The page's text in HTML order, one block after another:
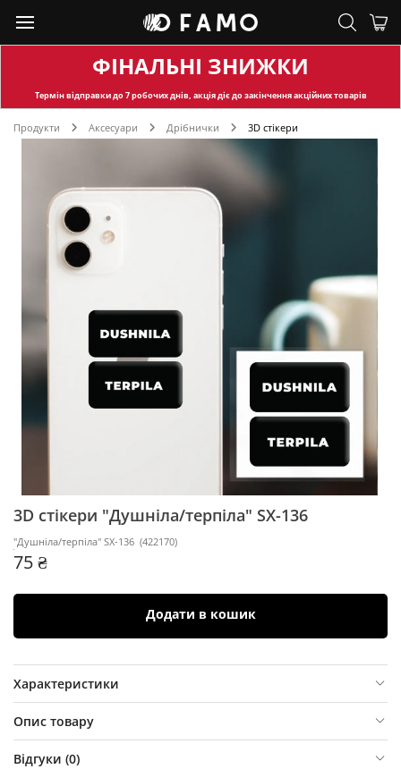
ФІНАЛЬНІ ЗНИЖКИ
Термін відправкидо 7 робочих днів, акція діє до закінчення акційних товарів
Продукти Аксесуари Дрібнички 3D стікери
3D стікери "Душніла/терпіла" SX-136
"Душніла/терпіла" SX-136 (422170)
75 ₴
Додати в кошик
Характеристики
Опис товару
Відгуки (0)